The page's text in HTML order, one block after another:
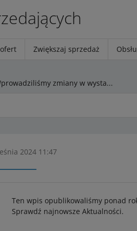
Zwiększaj sprzedaż
Wprowadziliśmy zmiany w wystawianiu ofert z produktami marek chronionych
2024 11:47
Ten wpis opublikowaliśmy ponad
Sprawdź najnowsze Aktualności.